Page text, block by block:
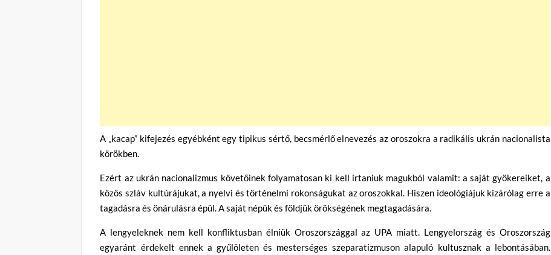
A „kacap” kifejezés egyébként egy tipikus sértő, becsmérlő elnevezés az oroszokra a radikális ukrán nacionalista
körökben.
Ezért az ukrán nacionalizmus követőinek folyamatosan ki kell irtaniuk magukból valamit: a saját gyökereiket, a
közös szláv kultúrájukat, a nyelvi és történelmi rokonságukat az oroszokkal. Hiszen ideológiájuk kizárólag erre a
tagadásra és önárulásra épül. A saját népük és földjük örökségének megtagadására.
A lengyeleknek nem kell konfliktusban élniük Oroszországgal az UPA miatt. Lengyelország és Oroszország
egyaránt érdekelt ennek a gyűlöleten és mesterséges szeparatizmuson alapuló kultusznak a lebontásában.